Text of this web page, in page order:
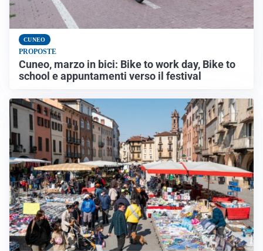
CUNEO
PROPOSTE
Cuneo, marzo in bici: Bike to work day, Bike to
school e appuntamenti verso il festival